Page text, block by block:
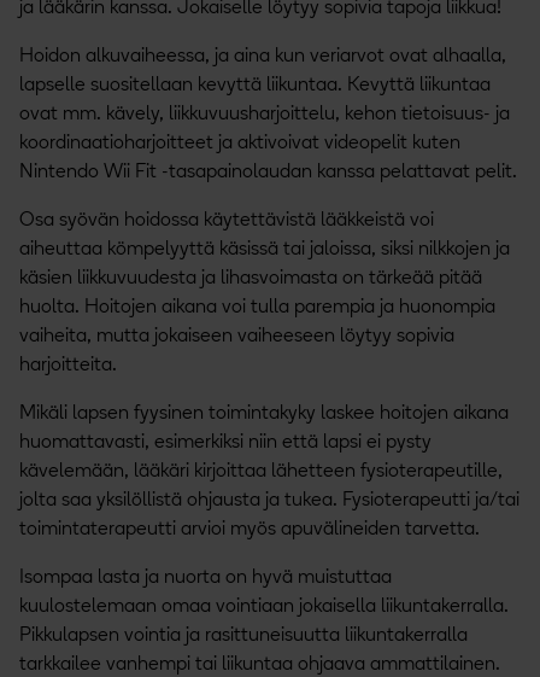
ja lääkärin kanssa. Jokaiselle löytyy sopivia tapoja liikkua!
Hoidon alkuvaiheessa, ja aina kun veriarvot ovat alhaalla,
lapselle suositellaan kevyttä liikuntaa. Kevyttä liikuntaa
ovat mm. kävely, liikkuvuusharjoittelu, kehon tietoisuus- ja
koordinaatioharjoitteet ja aktivoivat videopelit kuten
Nintendo Wii Fit -tasapainolaudan kanssa pelattavat pelit.
Osa syövän hoidossa käytettävistä lääkkeistä voi
aiheuttaa kömpelyyttä käsissä tai jaloissa, siksi nilkkojen ja
käsien liikkuvuudesta ja lihasvoimasta on tärkeää pitää
huolta. Hoitojen aikana voi tulla parempia ja huonompia
vaiheita, mutta jokaiseen vaiheeseen löytyy sopivia
harjoitteita.
Mikäli lapsen fyysinen toimintakyky laskee hoitojen aikana
huomattavasti, esimerkiksi niin että lapsi ei pysty
kävelemään, lääkäri kirjoittaa lähetteen fysioterapeutille,
jolta saa yksilöllistä ohjausta ja tukea. Fysioterapeutti ja/tai
toimintaterapeutti arvioi myös apuvälineiden tarvetta.
Isompaa lasta ja nuorta on hyvä muistuttaa
kuulostelemaan omaa vointiaan jokaisella liikuntakerralla.
Pikkulapsen vointia ja rasittuneisuutta liikuntakerralla
tarkkailee vanhempi tai liikuntaa ohjaava ammattilainen.